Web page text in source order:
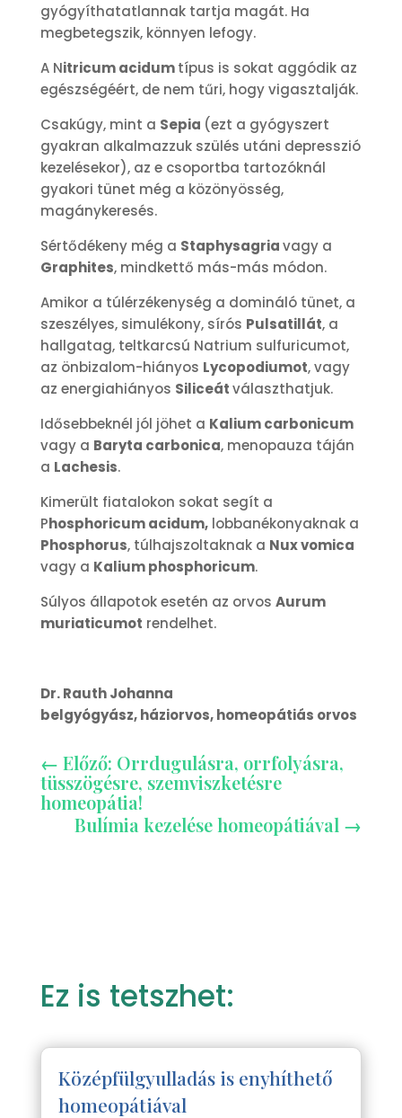
gyógyíthatatlannak tartja magát. Ha
megbetegszik, könnyen lefogy.
A Nitricum acidumtípus is sokat aggódik az
egészségéért, de nem tűri, hogy vigasztalják.
Csakúgy, mint a Sepia (ezt a gyógyszert
gyakran alkalmazzuk szülés utáni depresszió
kezelésekor), az e csoportba tartozóknál
gyakori tünet még a közönyösség,
magánykeresés.
Sértődékeny még a Staphysagriavagy a
Graphites, mindkettő más-más módon.
Amikor a túlérzékenység a domináló tünet, a
szeszélyes, simulékony, sírós Pulsatillát, a
hallgatag, teltkarcsú Natrium sulfuricumot,
az önbizalom-hiányos Lycopodiumot, vagy
az energiahiányos Siliceátválaszthatjuk.
Idősebbeknél jól jöhet a Kalium carbonicum
vagy a Baryta carbonica, menopauza táján
a Lachesis.
Kimerült fiatalokon sokat segít a
Phosphoricum acidum,lobbanékonyaknak a
Phosphorus, túlhajszoltaknak a Nux vomica
vagy a Kalium phosphoricum.
Súlyos állapotok esetén az orvos Aurum
muriaticumot rendelhet.
Dr. Rauth Johanna
belgyógyász, háziorvos, homeopátiás orvos
← Előző: Orrdugulásra, orrfolyásra,
tüsszögésre, szemviszketésre
homeopátia!
Bulímia kezelése homeopátiával →
Ez is tetszhet:
Középfülgyulladás is enyhíthető
homeopátiával